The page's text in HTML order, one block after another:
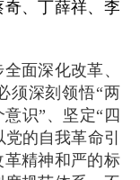
、丁薛祥、李
面深化改革、
须深刻领悟“两
识”、坚定“四
的自我革命引
精神和严的标